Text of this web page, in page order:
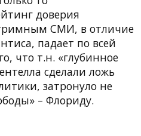
доверия
СМИ, в отличие
падает по всей
что т.н. «глубинное
сделали ложь
затронуло не
– Флориду.